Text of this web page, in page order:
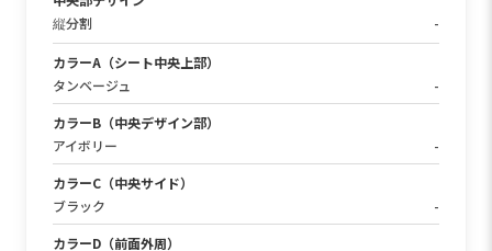
縦分割
-
カラーA（シート中央上部）
タンベージュ
-
カラーB（中央デザイン部）
アイボリー
-
カラーC（中央サイド）
ブラック
-
カラーD（前面外周）